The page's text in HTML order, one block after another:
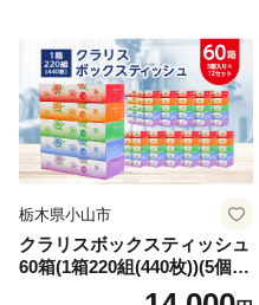
倶知安町 日用品
栃木県小山市
クラリスボックスティッシュ
60箱(1箱220組(440枚))(5個入
り×12セット)【1256759】